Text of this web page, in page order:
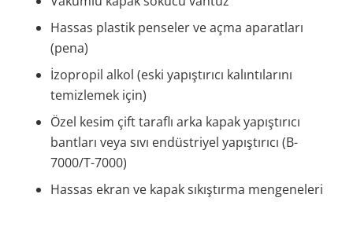
Hassas plastik penseler ve açma aparatları
(pena)
İzopropil alkol (eski yapıştırıcı kalıntılarını
temizlemek için)
Özel kesim çift taraflı arka kapak yapıştırıcı
bantları veya sıvı endüstriyel yapıştırıcı (B-
7000/T-7000)
Hassas ekran ve kapak sıkıştırma mengeneleri